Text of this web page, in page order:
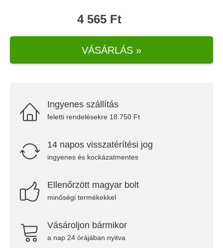
4 565 Ft
VÁSÁRLÁS »
Ingyenes szállítás
feletti rendelésekre 18.750 Ft
14 napos visszatérítési jog
ingyenes és kockázatmentes
Ellenőrzött magyar bolt
minőségi termékekkel
Vásároljon bármikor
a nap 24 órájában nyitva